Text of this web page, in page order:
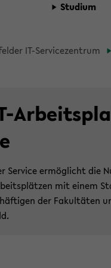
Stu­di­um
IT-​Servicezentrum
Ser­vice er­mög­licht die
mit einem
der Fa­kul­tä­ten